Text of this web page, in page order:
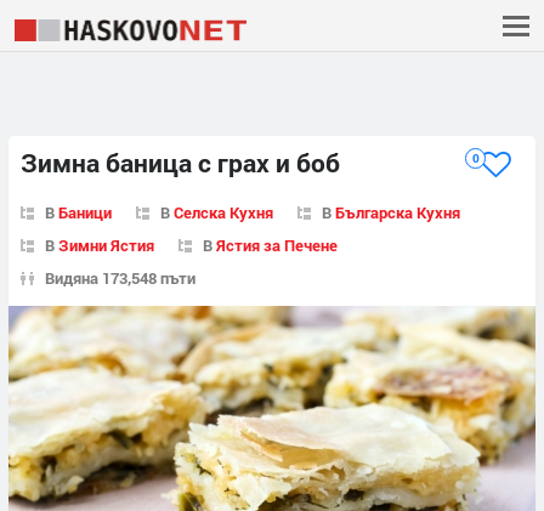
Зимна баница с грах и боб 0
ВБаници ВСелска Кухня ВБългарска Кухня
ВЗимни Ястия ВЯстия за Печене
Видяна 173,548 пъти